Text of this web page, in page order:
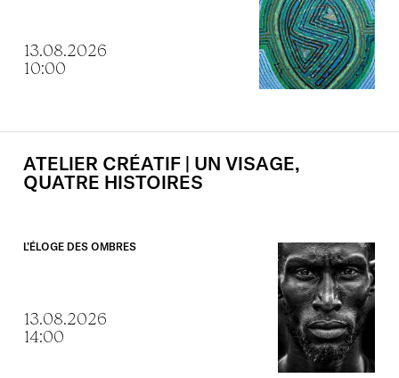
13.08.2026
10:00
ATELIER CRÉATIF | UN VISAGE,
QUATRE HISTOIRES
L’ÉLOGE DES OMBRES
13.08.2026
14:00